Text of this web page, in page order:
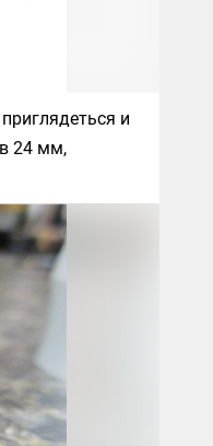
и
24 мм,